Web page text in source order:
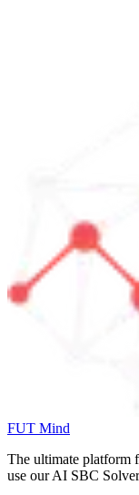
FUT Mind
The ultimate platform
use our AI SBC